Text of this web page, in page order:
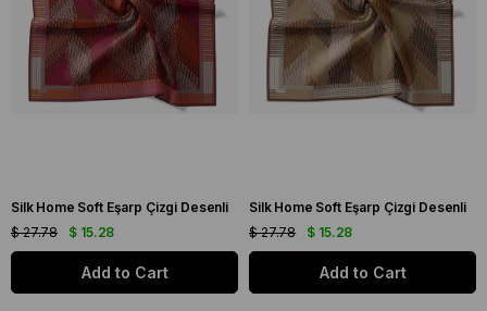
Silk Home Soft Eşarp Çizgi Desenli
$ 15.28
$ 27.78
Add to Cart
Silk Home Soft Eşarp Çizgi Desenli
$ 15.28
$ 27.78
Add to Cart